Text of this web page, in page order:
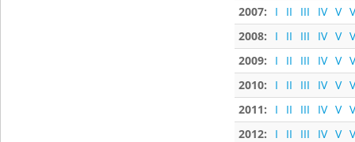
2007:
I II III IV V
2008:
I II III IV V
2009:
I II III IV V
2010:
I II III IV V
2011:
I II III IV V
2012:
I II III IV V